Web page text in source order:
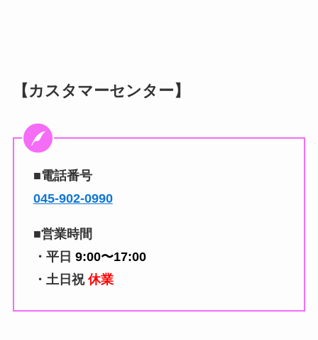
【カスタマーセンター】
■電話番号
045-902-0990
■営業時間
・平日 9:00〜17:00
・土日祝 休業